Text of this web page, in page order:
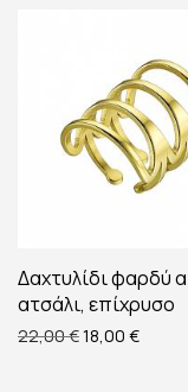
Δαχτυλίδι φαρδύ
ατσάλι, επίχρυσο
22,00€Original
18,00 €Η